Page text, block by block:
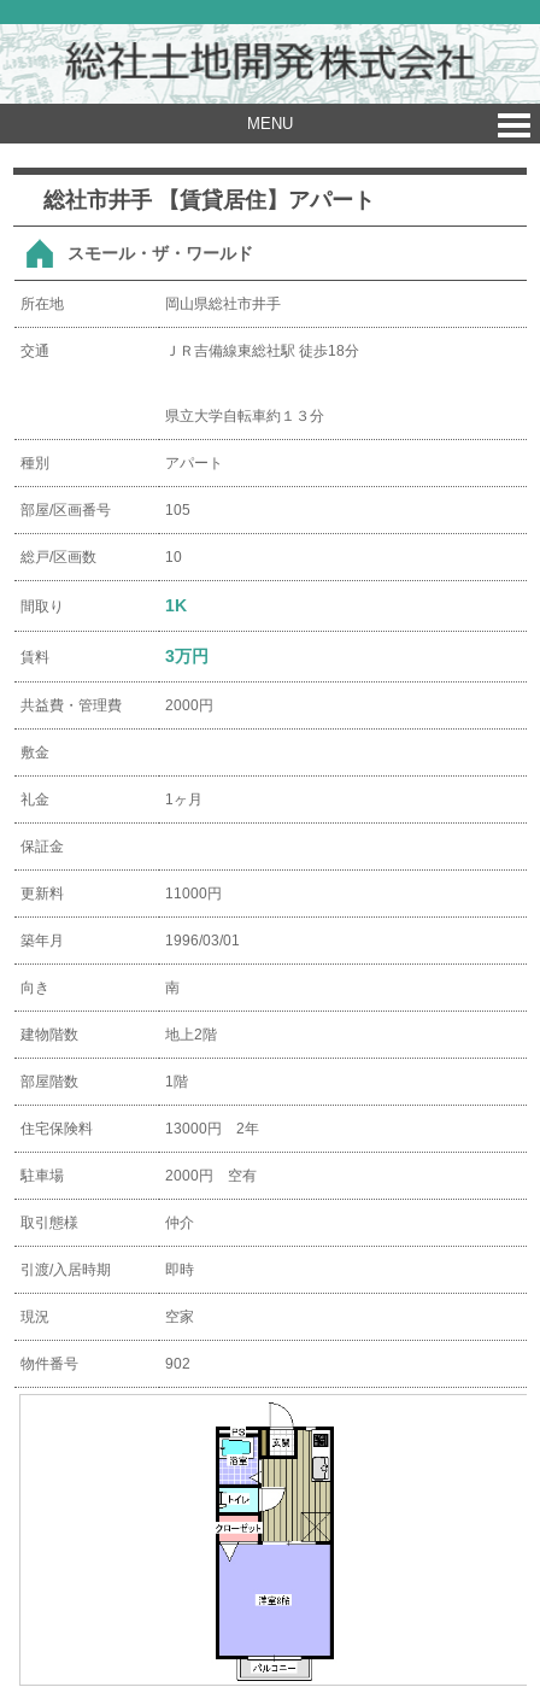
MENU
総社市井手 【賃貸居住】アパート
スモール・ザ・ワールド
所在地 岡山県総社市井手
交通 ＪＲ吉備線東総社駅 徒歩18分
県立大学自転車約１３分
種別 アパート
部屋/区画番号 105
総戸/区画数 10
間取り 1K
賃料 3万円
共益費・管理費 2000円
敷金
礼金 1ヶ月
保証金
更新料 11000円
築年月 1996/03/01
向き 南
建物階数 地上2階
部屋階数 1階
住宅保険料 13000円 2年
駐車場 2000円 空有
取引態様 仲介
引渡/入居時期 即時
現況 空家
物件番号 902